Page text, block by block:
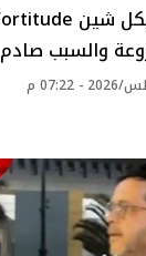
والسبب صادم